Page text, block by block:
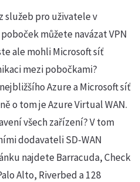
služeb pro uživatele v
můžete navázat VPN
ale mohli Microsoft síť
mezi pobočkami?
Azure a Microsoft síť
o tom je Azure Virtual WAN.
všech zařízení? V tom
dodavateli SD-WAN
najdete Barracuda, Check
Alto, Riverbed a 128